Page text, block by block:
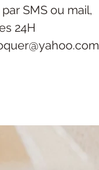
par SMS ou mail,
24H